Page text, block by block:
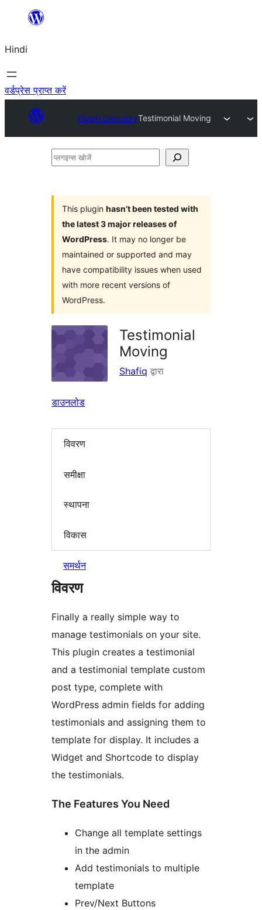
सामग्री
जाएं
Hindi
वर्डप्रेस प्राप्त करें
Plugin DirectoryTestimonial Moving
प्लगइन्स
This plugin hasn’t been tested with
the latest 3 major releases of
WordPress. It may no longer be
maintained or supported and may
have compatibility issues when used
with more recent versions of
WordPress.
Testimonial
Moving
Shafiq द्वारा
डाउनलोड
विवरण
समीक्षा
स्थापना
विकास
समर्थन
विवरण
Finally a really simple way to
manage testimonials on your site.
This plugin creates a testimonial
and a testimonial template custom
post type, complete with
WordPress admin fields for adding
testimonials and assigning them to
template for display. It includes a
Widget and Shortcode to display
the testimonials.
The Features You Need
Change all template settings
in the admin
Add testimonials to multiple
template
Prev/Next Buttons